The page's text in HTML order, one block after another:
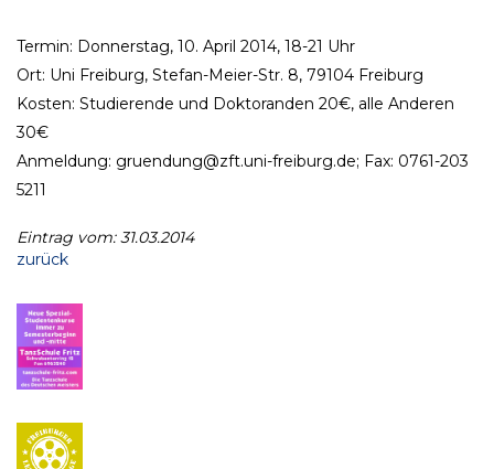
Termin: Donnerstag, 10. April 2014, 18-21 Uhr
Ort: Uni Freiburg, Stefan-Meier-Str. 8, 79104 Freiburg
Kosten: Studierende und Doktoranden 20€, alle Anderen
30€
Anmeldung: gruendung@zft.uni-freiburg.de; Fax: 0761-203
5211
Eintrag vom: 31.03.2014
zurück